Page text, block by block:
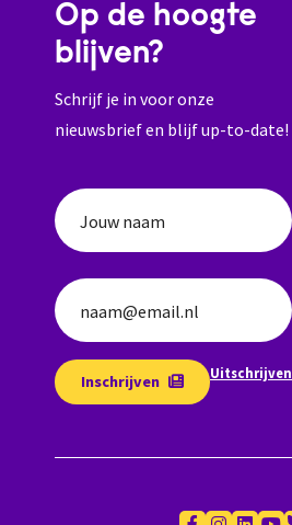
Op de hoogte
blijven?
Schrijf je in voor onze
nieuwsbrief en blijf up-to-date!
Jouw naam
naam@email.nl
Inschrijven Uitschrijven